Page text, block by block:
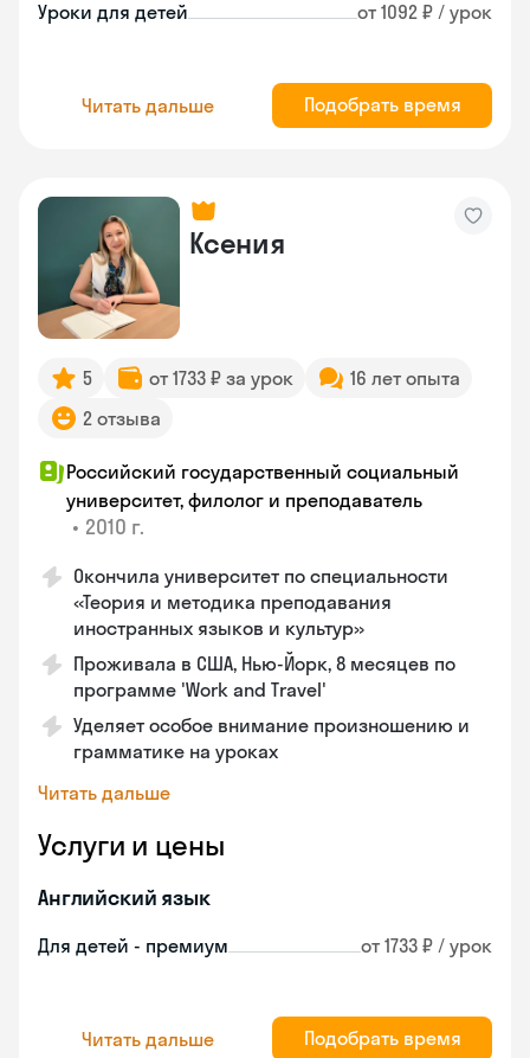
Уроки для детей от 1092 ₽ / урок
Читать дальше Подобрать время
Ксения
5 от 1733 ₽ за урок
16 лет опыта
2 отзыва
Российский государственный социальный
университет, филолог и преподаватель
• 2010 г.
Окончила университет по специальности
«Теория и методика преподавания
иностранных языков и культур»
Проживала в США, Нью-Йорк, 8 месяцев по
программе 'Work and Travel'
Уделяет особое внимание произношению и
грамматике на уроках
Читать дальше
Услуги и цены
Английский язык
Для детей - премиум от 1733 ₽ / урок
Читать дальше Подобрать время